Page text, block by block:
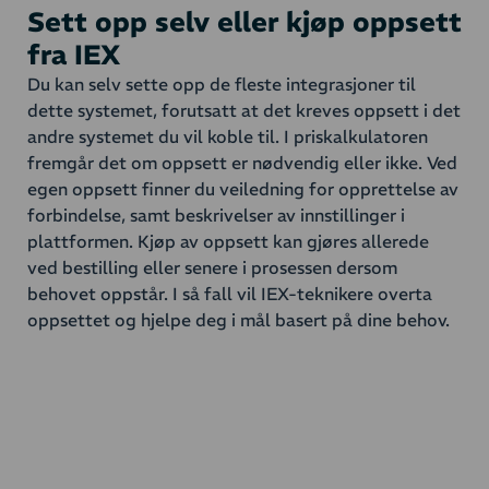
Sett opp selv eller kjøp oppsett
fra IEX
Du kan selv sette opp de fleste integrasjoner til
dette systemet, forutsatt at det kreves oppsett i det
andre systemet du vil koble til. I priskalkulatoren
fremgår det om oppsett er nødvendig eller ikke. Ved
egen oppsett finner du veiledning for opprettelse av
forbindelse, samt beskrivelser av innstillinger i
plattformen. Kjøp av oppsett kan gjøres allerede
ved bestilling eller senere i prosessen dersom
behovet oppstår. I så fall vil IEX-teknikere overta
oppsettet og hjelpe deg i mål basert på dine behov.